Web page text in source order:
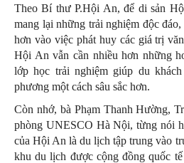
Theo Bí thư P.Hội An, để di sản
mang lại những trải nghiệm độc
hơn vào việc phát huy các giá trị
Hội An vẫn cần nhiều hơn những
lớp học trải nghiệm giúp du
phương một cách sâu sắc hơn.
Còn nhớ, bà Phạm Thanh Hường,
phòng UNESCO Hà Nội, từng nói
của Hội An là du lịch tập trung vào
khu du lịch được cộng đồng quốc